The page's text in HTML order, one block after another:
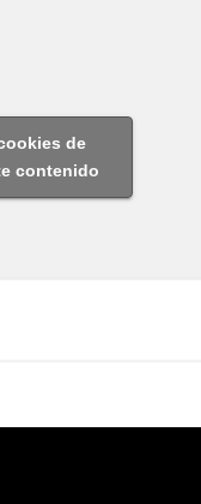
de
contenido